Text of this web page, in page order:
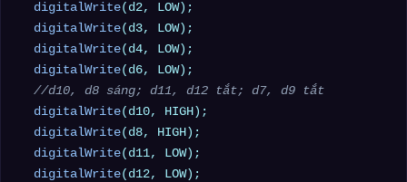
digitalWrite(d2, LOW);
digitalWrite(d3, LOW);
digitalWrite(d4, LOW);
digitalWrite(d6, LOW);
//d10, d8 sáng; d11, d12 tắt; d7, d9 tắt
digitalWrite(d10, HIGH);
digitalWrite(d8, HIGH);
digitalWrite(d11, LOW);
digitalWrite(d12, LOW);